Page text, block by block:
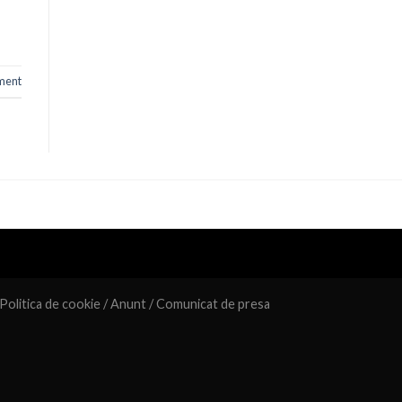
Politica de cookie /Anunt /Comunicat de presa